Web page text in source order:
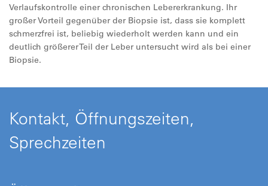
Verlaufskontrolle einer chronischen Lebererkrankung. Ihr
großer Vorteil gegenüber der Biopsie ist, dass sie komplett
schmerzfrei ist, beliebig wiederholt werden kann und ein
deutlich größerer Teil der Leber untersucht wird als bei einer
Biopsie.
Kontakt, Öffnungszeiten,
Sprechzeiten